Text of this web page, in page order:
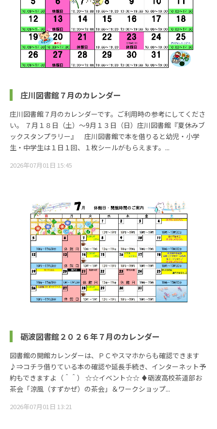
庄川図書館７月のカレンダー
庄川図書館７月のカレンダーです。ご利用時の参考にしてくださ
い。 ７月１８日（土）～9月１３日（日）庄川図書館『夏休みブ
ックスタンプラリー』 庄川図書館で本を借りると幼児・小学
生・中学生は１日１回、１枚シールがもらえます。...
2026年07月01日 15:45
砺波図書館２０２６年７月のカレンダー
図書館の開館カレンダーは、ＰＣやスマホからも確認できます
♪⇒コチラ借りている本の確認や延長手続き、インターネット予
約もできますよ（＾＾） ☆☆イベント☆☆ ♦砺波高校茶道部お
茶会「涼風（すずかぜ）の茶会」＆ワークショップ...
2026年07月01日 13:21